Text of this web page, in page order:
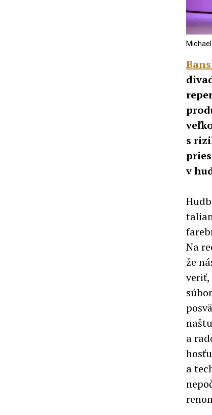
s
v
Na
že
veriť,
a
a